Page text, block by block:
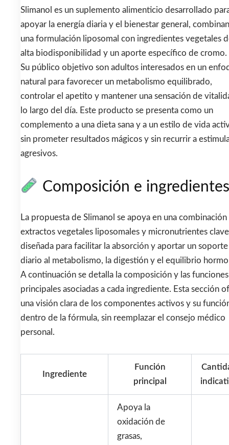
Slimanol es un suplemento alimenticio desarrollado
apoyar la energía diaria y el bienestar general,
una formulación liposomal con ingredientes vegetales
alta biodisponibilidad y un aporte específico de cromo.
Su público objetivo son adultos interesados en un
natural para favorecer un metabolismo equilibrado,
controlar el apetito y mantener una sensación de
lo largo del día. Este producto se presenta como un
complemento a una dieta sana y a un estilo de vida
sin prometer resultados mágicos y sin recurrir a
agresivos.
Composición e ingredientes
La propuesta de Slimanol se apoya en una combinación
extractos vegetales liposomales y micronutrientes
diseñada para facilitar la absorción y aportar un soporte
diario al metabolismo, la digestión y el equilibrio
A continuación se detalla la composición y las funciones
principales asociadas a cada ingrediente. Esta sección
una visión clara de los componentes activos y su
dentro de la fórmula, sin reemplazar el consejo médico
personal.
Ingrediente
Función
principal
Apoya la
oxidación de
grasas,